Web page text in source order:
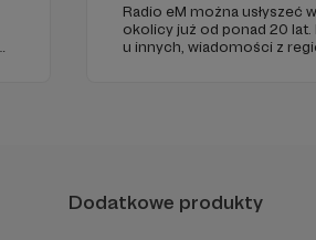
Radio eM można usłyszeć
okolicy już od ponad 20
u innych, wiadomości z
Dodatkowe produkty